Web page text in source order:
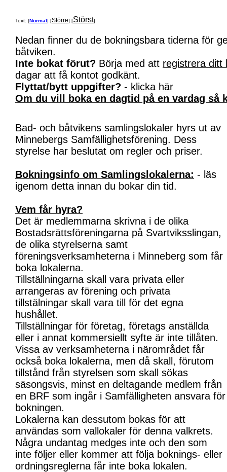
Text: [Normal] [Större] [Störst]
Nedan finner du de bokningsbara tiderna för
båtviken.
Inte bokat förut? Börja med att registrera ditt
dagar att få kontot godkänt.
Flyttat/bytt uppgifter? - klicka här
Om du vill boka en dagtid på en vardag så
Bad- och båtvikens samlingslokaler hyrs ut av
Minnebergs Samfällighetsförening. Dess
styrelse har beslutat om regler och priser.
Bokningsinfo om Samlingslokalerna: - läs
igenom detta innan du bokar din tid.
Vem får hyra?
Det är medlemmarna skrivna i de olika
Bostadsrättsföreningarna på Svartviksslingan,
de olika styrelserna samt
föreningsverksamheterna i Minneberg som får
boka lokalerna.
Tillställningarna skall vara privata eller
arrangeras av förening och privata
tillstälningar skall vara till för det egna
hushållet.
Tillställningar för företag, företags anställda
eller i annat kommersiellt syfte är inte tillåten.
Vissa av verksamheterna i närområdet får
också boka lokalerna, men då skall, förutom
tillstånd från styrelsen som skall sökas
säsongsvis, minst en deltagande medlem från
en BRF som ingår i Samfälligheten ansvara för
bokningen.
Lokalerna kan dessutom bokas för att
användas som vallokaler för denna valkrets.
Några undantag medges inte och den som
inte följer eller kommer att följa boknings- eller
ordningsreglerna får inte boka lokalen.